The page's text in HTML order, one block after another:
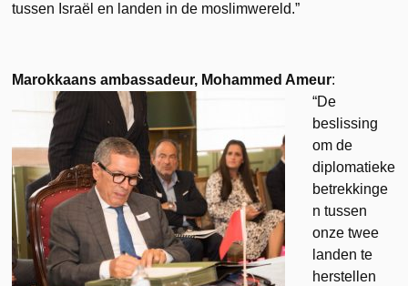
tussen Israël en landen in de moslimwereld.”
Marokkaans ambassadeur, Mohammed Ameur:
“De
beslissing
om de
diplomatieke
betrekkinge
n tussen
onze twee
landen te
herstellen